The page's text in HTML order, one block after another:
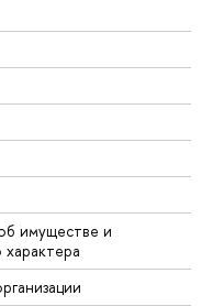
имуществе и
характера